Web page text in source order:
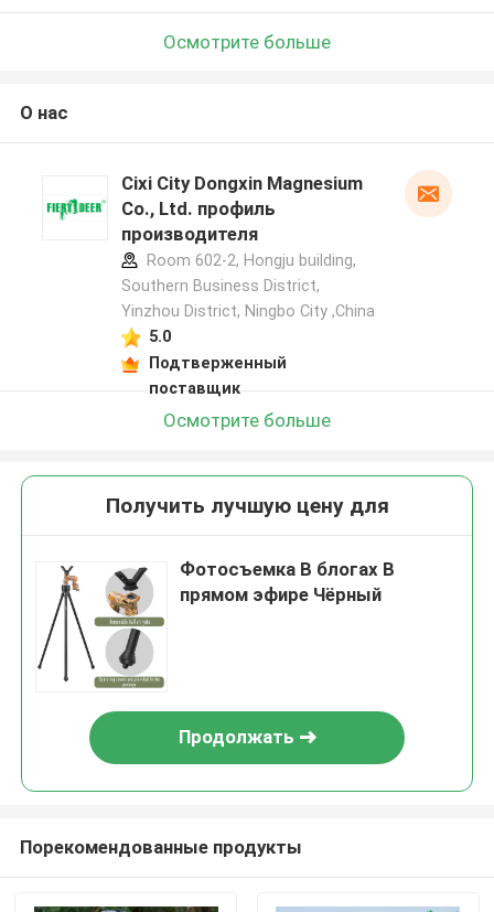
Осмотрите больше
О нас
Cixi City Dongxin Magnesium
Co., Ltd. профиль
производителя
Room 602-2, Hongju building,
Southern Business District,
Yinzhou District, Ningbo City ,China
5.0
Подтверженный
поставщик
Осмотрите больше
Получить лучшую цену для
Фотосъемка В блогах В
прямом эфире Чёрный
Продолжать
Порекомендованные продукты